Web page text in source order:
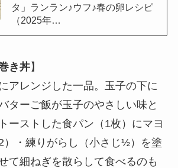
タ」ランラン♪ウフ♪春の卵レシピ
（2025年…
き丼】
アレンジした一品。玉子の下に
ターご飯が玉子のやさしい味と
ーストした食パン（1枚）にマヨ
）・練りがらし（小さじ½）を塗
て細ねぎを散らして食べるのも